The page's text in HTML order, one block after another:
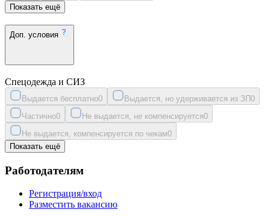
Показать ещё
Доп. условия
Спецодежда и СИЗ
Выдается бесплатно0 Выдается, но удерживается из ЗП0
Частично0 Не выдается, не компенсируется0
Не выдается, компенсируется по чекам0
Показать ещё
Работодателям
Регистрация/вход
Разместить вакансию